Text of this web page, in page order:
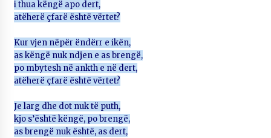
KALLARATI NË AKSIONET KOMBËTARE PËR
RINDËRTIMIN E VENDIT – NGA ÇIZE XHAFERAJ
– ËNGJËLL HASIMAJ – “KUJTIMET E MIA PËR
KALLARATIN SI MËSUES I MATEMATIKËS, POR
EDHE SI NJË BANOR I PËRKOHSHËM I TIJ”
12/09/2025
Gazeta Kallarati nr. 114
06/02/2025
i thua këngë apo dert,
atëherë çfarë është vërtet?
Kur vjen nëpër ëndërr e ikën,
as këngë nuk ndjen e as brengë,
po mbytesh në ankth e në dert,
atëherë çfarë është vërtet?
Je larg dhe dot nuk të puth,
kjo s’është këngë, po brengë,
as brengë nuk është, as dert,